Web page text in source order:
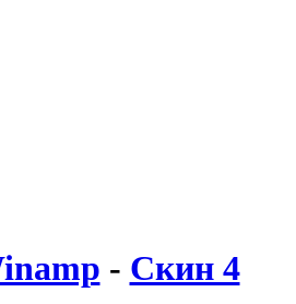
- Скин 4